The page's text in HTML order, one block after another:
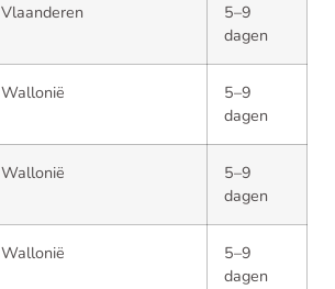
Vlaanderen
5–9
dagen
Wallonië
5–9
dagen
Wallonië
5–9
dagen
Wallonië
5–9
dagen